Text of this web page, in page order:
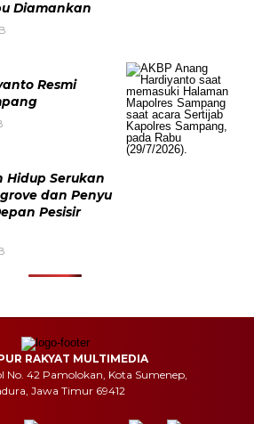
Diamankan
Resmi
Hidup Serukan
dan Penyu
Pesisir
RAKYAT MULTIMEDIA
No. 42 Pamolokan, Kota Sumenep,
Jawa Timur 69412